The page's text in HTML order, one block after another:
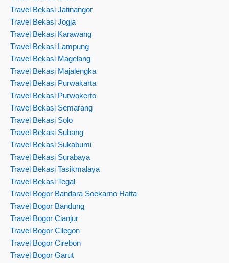
Travel Bekasi Jatinangor
Travel Bekasi Jogja
Travel Bekasi Karawang
Travel Bekasi Lampung
Travel Bekasi Magelang
Travel Bekasi Majalengka
Travel Bekasi Purwakarta
Travel Bekasi Purwokerto
Travel Bekasi Semarang
Travel Bekasi Solo
Travel Bekasi Subang
Travel Bekasi Sukabumi
Travel Bekasi Surabaya
Travel Bekasi Tasikmalaya
Travel Bekasi Tegal
Travel Bogor Bandara Soekarno Hatta
Travel Bogor Bandung
Travel Bogor Cianjur
Travel Bogor Cilegon
Travel Bogor Cirebon
Travel Bogor Garut